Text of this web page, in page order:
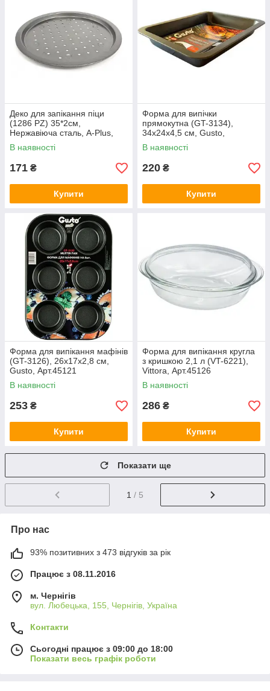
Деко для запікання піци
(1286 PZ) 35*2см,
Нержавіюча сталь, A-Plus,
Арт.57767
В наявності
171 ₴
Купити
Форма для випічки
прямокутна (GT-3134),
34х24х4,5 см, Gusto,
Арт.45120
В наявності
220 ₴
Купити
Форма для випікання мафінів
(GT-3126), 26х17х2,8 см,
Gusto, Арт.45121
В наявності
253 ₴
Купити
Форма для випікання кругла
з кришкою 2,1 л (VT-6221),
Vittora, Арт.45126
В наявності
286 ₴
Купити
Показати ще
1 / 5
Про нас
93% позитивних з 473 відгуків за рік
Працює з 08.11.2016
м. Чернігів
вул. Любецька, 155, Чернігів, Україна
Контакти
Сьогодні працює з 09:00 до 18:00
Показати весь графік роботи